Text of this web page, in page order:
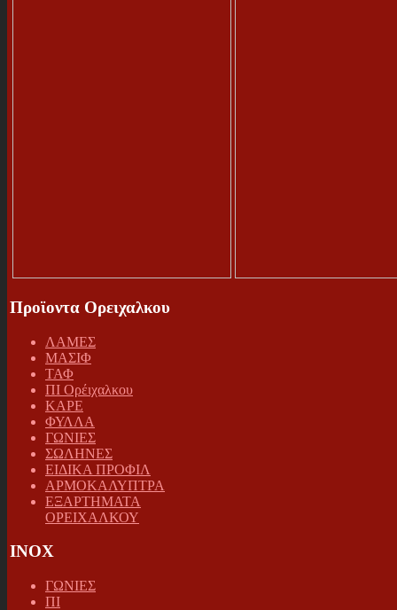
Προϊοντα Ορειχαλκου
ΛΑΜΕΣ
ΜΑΣΙΦ
ΤΑΦ
ΠΙ Ορέιχαλκου
ΚΑΡΕ
ΦΥΛΛΑ
ΓΩΝΙΕΣ
ΣΩΛΗΝΕΣ
ΕΙΔΙΚΑ ΠΡΟΦΙΛ
ΑΡΜΟΚΑΛΥΠΤΡΑ
ΕΞΑΡΤΗΜΑΤΑ
ΟΡΕΙΧΑΛΚΟΥ
INOX
ΓΩΝΙΕΣ
ΠΙ